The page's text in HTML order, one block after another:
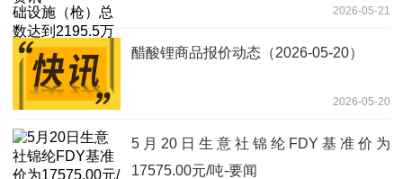
2026-05-21
醋酸锂商品报价动态（2026-05-20）
2026-05-20
5月20日生意社锦纶FDY基准价为
17575.00元/吨-要闻